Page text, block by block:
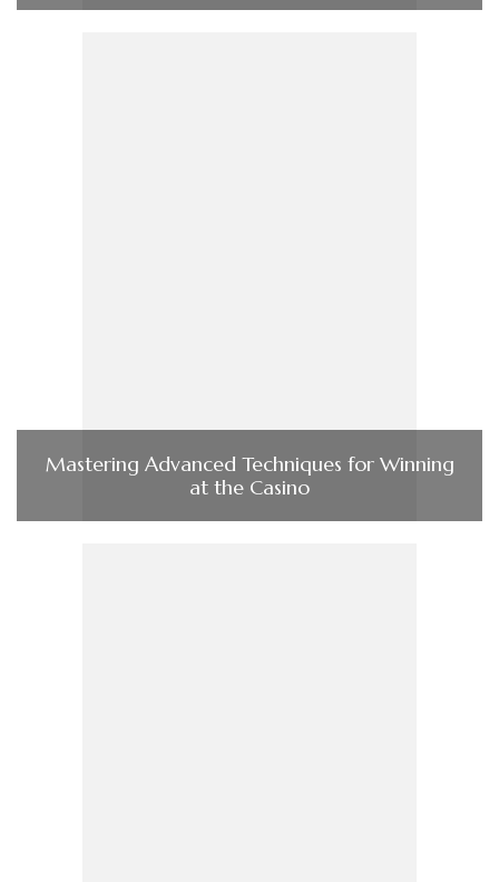
Mastering Advanced Techniques for Winning
at the Casino